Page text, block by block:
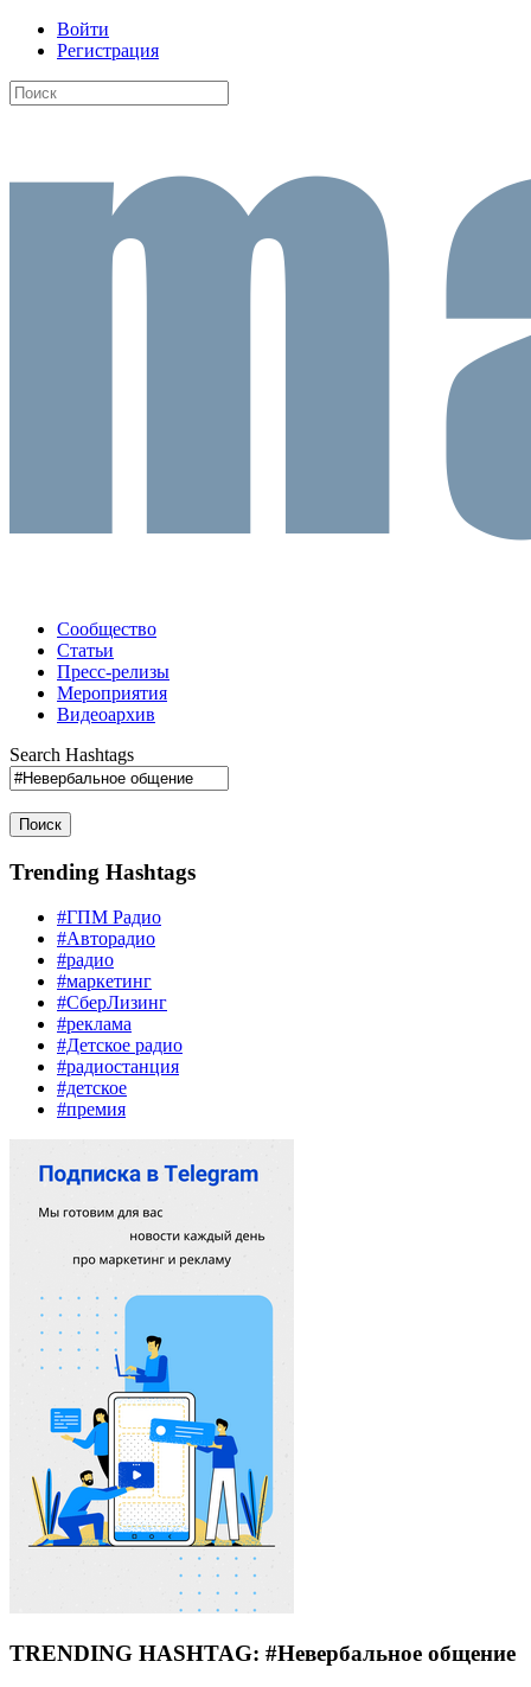
Войти
Регистрация
Сообщество
Статьи
Пресс-релизы
Мероприятия
Видеоархив
Search Hashtags
Поиск
Trending Hashtags
#ГПМ Радио
#Авторадио
#радио
#маркетинг
#СберЛизинг
#реклама
#Детское радио
#радиостанция
#детское
#премия
TRENDING HASHTAG: #Невербальное общение